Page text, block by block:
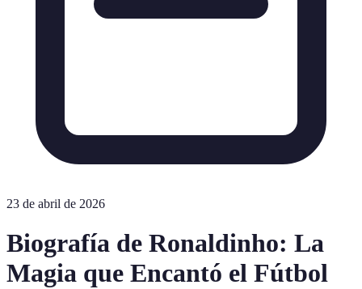
23 de abril de 2026
Biografía de Ronaldinho: La
Magia que Encantó el Fútbol